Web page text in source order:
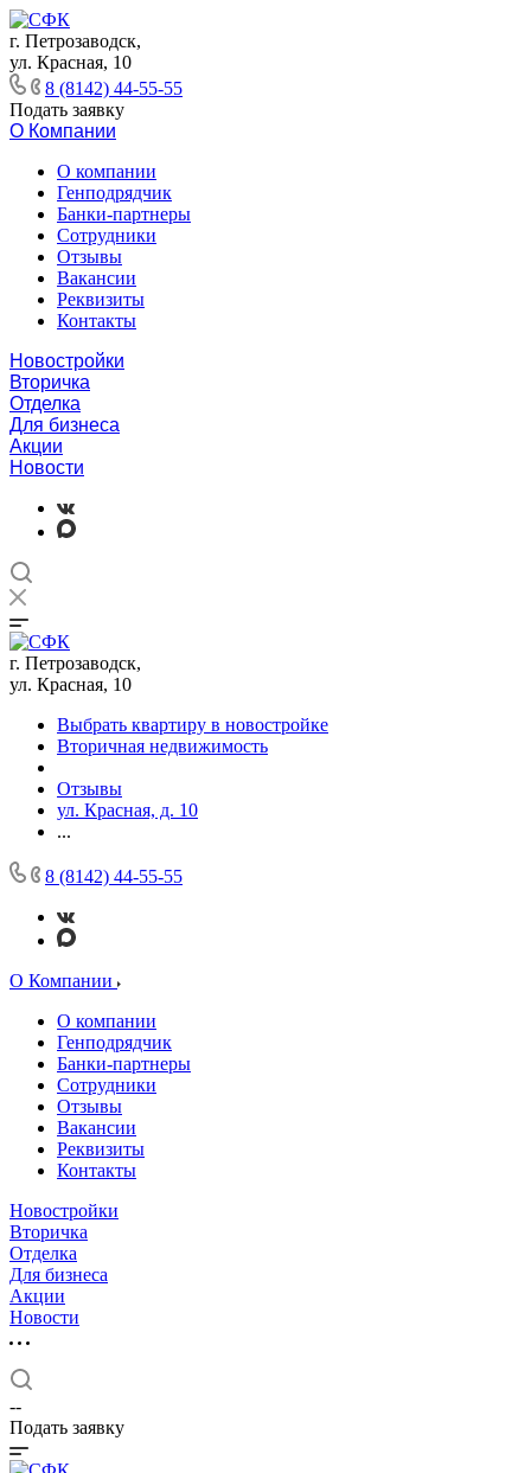
г. Петрозаводск,
ул. Красная, 10
8 (8142) 44-55-55
Подать заявку
О Компании
О компании
Генподрядчик
Банки-партнеры
Сотрудники
Отзывы
Вакансии
Реквизиты
Контакты
Новостройки
Вторичка
Отделка
Для бизнеса
Акции
Новости
г. Петрозаводск,
ул. Красная, 10
Выбрать квартиру в новостройке
Вторичная недвижимость
Отзывы
ул. Красная, д. 10
...
8 (8142) 44-55-55
О Компании
О компании
Генподрядчик
Банки-партнеры
Сотрудники
Отзывы
Вакансии
Реквизиты
Контакты
Новостройки
Вторичка
Отделка
Для бизнеса
Акции
Новости
--
Подать заявку